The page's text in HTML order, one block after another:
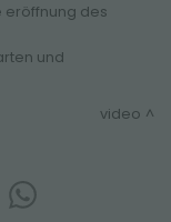
eröffnung des
und
video